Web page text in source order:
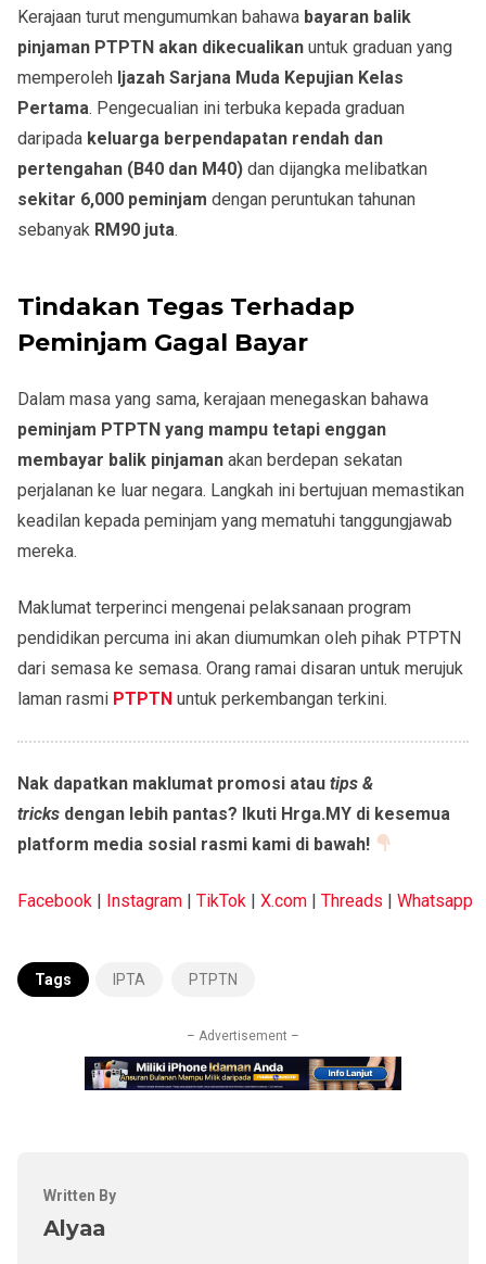
Kerajaan turut mengumumkan bahawa bayaran balik
pinjaman PTPTN akan dikecualikan untuk graduan yang
memperoleh Ijazah Sarjana Muda Kepujian Kelas
Pertama. Pengecualian ini terbuka kepada graduan
daripada keluarga berpendapatan rendah dan
pertengahan (B40 dan M40) dan dijangka melibatkan
sekitar 6,000 peminjam dengan peruntukan tahunan
sebanyak RM90 juta.
Tindakan Tegas Terhadap
Peminjam Gagal Bayar
Dalam masa yang sama, kerajaan menegaskan bahawa
peminjam PTPTN yang mampu tetapi enggan
membayar balik pinjaman akan berdepan sekatan
perjalanan ke luar negara. Langkah ini bertujuan memastikan
keadilan kepada peminjam yang mematuhi tanggungjawab
mereka.
Maklumat terperinci mengenai pelaksanaan program
pendidikan percuma ini akan diumumkan oleh pihak PTPTN
dari semasa ke semasa. Orang ramai disaran untuk merujuk
laman rasmi PTPTN untuk perkembangan terkini.
Nak dapatkan maklumat promosi atau tips &
tricks dengan lebih pantas? Ikuti Hrga.MY di kesemua
platform media sosial rasmi kami di bawah!
Facebook | Instagram | TikTok | X.com | Threads | Whatsapp
Tags IPTA PTPTN
– Advertisement –
Written By
Alyaa